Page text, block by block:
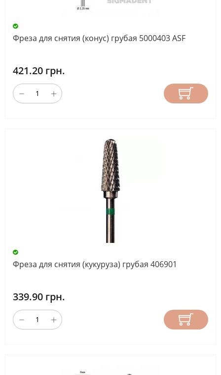
Фреза для снятия (конус) грубая 5000403 ASF
421.20 грн.
Фреза для снятия (кукуруза) грубая 406901
339.90 грн.